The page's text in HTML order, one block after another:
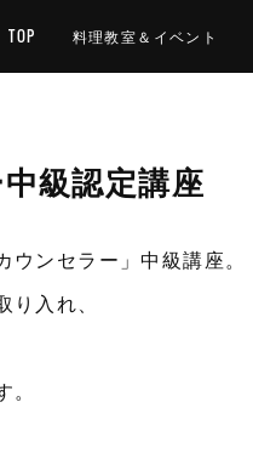
TOP 料理教室＆イベント
級認定講座
ンセラー」中級講座。
入れ、